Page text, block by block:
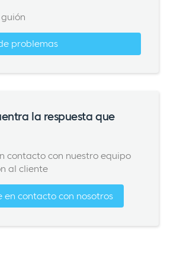
problemas
la respuesta que
contacto con nuestro equipo
al cliente
en contacto con nosotros